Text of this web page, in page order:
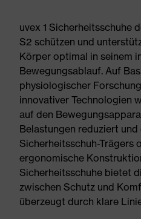
uvex 1 Sicherheitsschuhe
S2 schützen und
Körper optimal in seinem
Bewegungsablauf. Auf
physiologischer
innovativer Technologien
auf den
Belastungen reduziert
Sicherheitsschuh-Trägers
ergonomische
Sicherheitsschuhe bietet
zwischen Schutz und
überzeugt durch klare